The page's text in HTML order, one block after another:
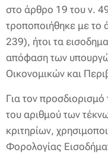
στο άρθρο 19 του ν.
τροποποιήθηκε με
239), ήτοι τα
απόφαση των
Οικονομικών και
Για τον
του αριθμού των
κριτηρίων,
Φορολογίας